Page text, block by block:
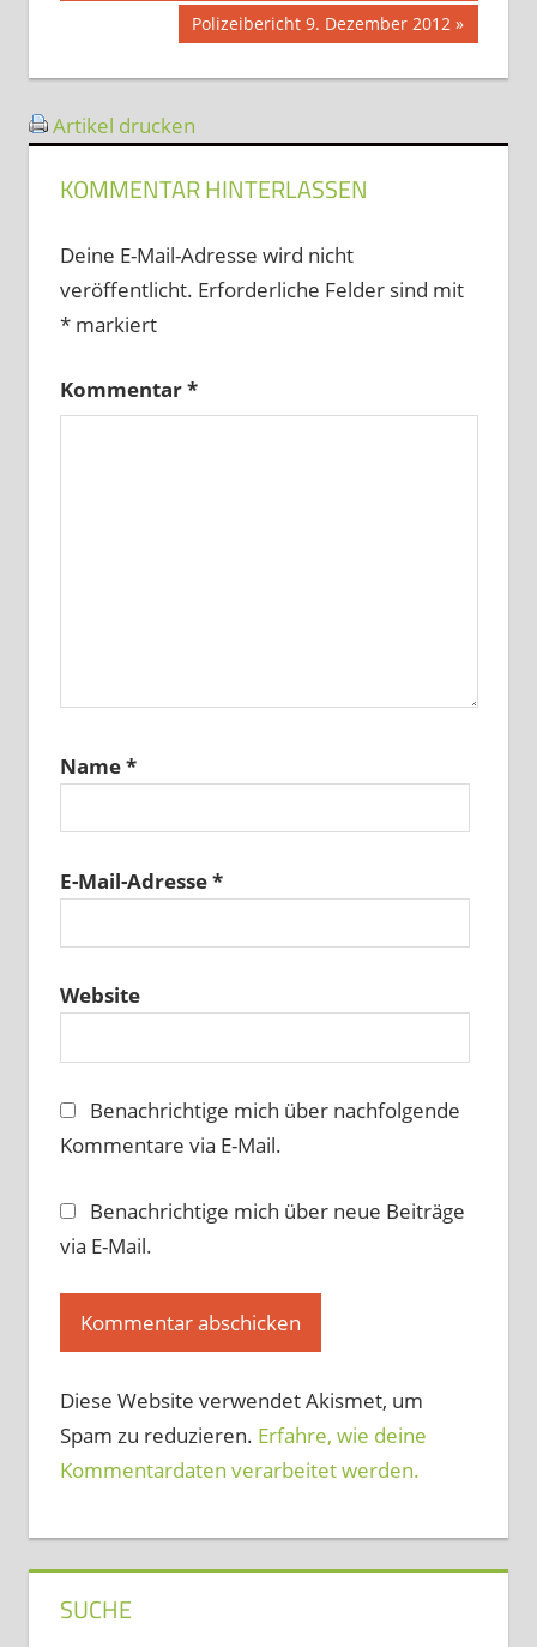
Nächster
Polizeibericht 9. Dezember 2012
Artikel drucken
KOMMENTAR HINTERLASSEN
Deine E-Mail-Adresse wird nicht
veröffentlicht. Erforderliche Felder sind mit
*markiert
Kommentar*
Name*
E-Mail-Adresse*
Website
Benachrichtige mich über nachfolgende
Kommentare via E-Mail.
Benachrichtige mich über neue Beiträge
via E-Mail.
Diese Website verwendet Akismet, um
Spam zu reduzieren. Erfahre, wie deine
Kommentardaten verarbeitet werden.
SUCHE